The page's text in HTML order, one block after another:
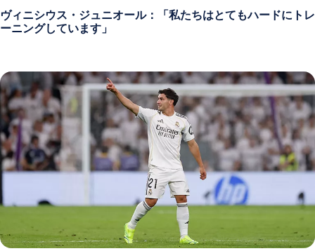
ヴィニシウス・ジュニオール：「私たちはとてもハードにトレ
ーニングしています」